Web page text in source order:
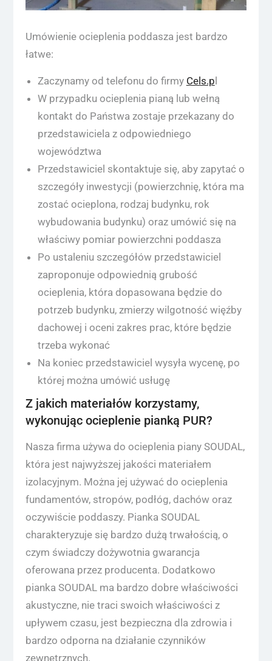
Umówienie ocieplenia poddasza jest bardzo
łatwe:
Zaczynamy od telefonu do firmy Cels.p
W przypadku ocieplenia pianą lub wełną
kontakt do Państwa zostaje przekazany do
przedstawiciela z odpowiedniego
województwa
Przedstawiciel skontaktuje się, aby zapytać o
szczegóły inwestycji (powierzchnię, która ma
zostać ocieplona, rodzaj budynku, rok
wybudowania budynku) oraz umówić się na
właściwy pomiar powierzchni poddasza
Po ustaleniu szczegółów przedstawiciel
zaproponuje odpowiednią grubość
ocieplenia, która dopasowana będzie do
potrzeb budynku, zmierzy wilgotność więźby
dachowej i oceni zakres prac, które będzie
trzeba wykonać
Na koniec przedstawiciel wysyła wycenę, po
której można umówić usługę
Z jakich materiałów korzystamy,
wykonując ocieplenie pianką PUR?
Nasza firma używa do ocieplenia piany SOUDAL,
która jest najwyższej jakości materiałem
izolacyjnym. Można jej używać do ocieplenia
fundamentów, stropów, podłóg, dachów oraz
oczywiście poddaszy. Pianka SOUDAL
charakteryzuje się bardzo dużą trwałością, o
czym świadczy dożywotnia gwarancja
oferowana przez producenta. Dodatkowo
pianka SOUDAL ma bardzo dobre właściwości
akustyczne, nie traci swoich właściwości z
upływem czasu, jest bezpieczna dla zdrowia i
bardzo odporna na działanie czynników
zewnętrznych.